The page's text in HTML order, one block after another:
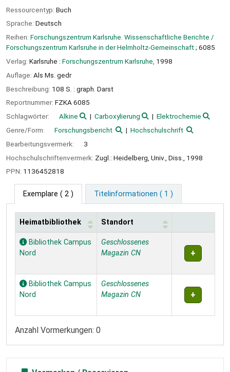
Ressourcentyp: Buch
Sprache: Deutsch
Reihen: Forschungszentrum Karlsruhe. Wissenschaftliche Berichte /
Forschungszentrum Karlsruhe in der Helmholtz-Gemeinschaft; 6085
Verlag: Karlsruhe : Forschungszentrum Karlsruhe, 1998
Auflage: Als Ms. gedr
Beschreibung: 108 S. : graph. Darst
Reportnummer: FZKA 6085
Schlagwörter:
Alkine Carboxylierung
Elektrochemie
Genre/Form:
Forschungsbericht
Hochschulschrift
Bearbeitungsvermerk:
3
Hochschulschriftenvermerk: Zugl.: Heidelberg, Univ., Diss., 1998
PPN: 1136452818
Exemplare ( 2 ) Titelinformationen ( 1 )
Exemplare
Heimatbibliothek Standort
Bibliothek Campus
Nord
Geschlossenes
Magazin CN
Bibliothek Campus
Nord
Geschlossenes
Magazin CN
Anzahl Vormerkungen: 0